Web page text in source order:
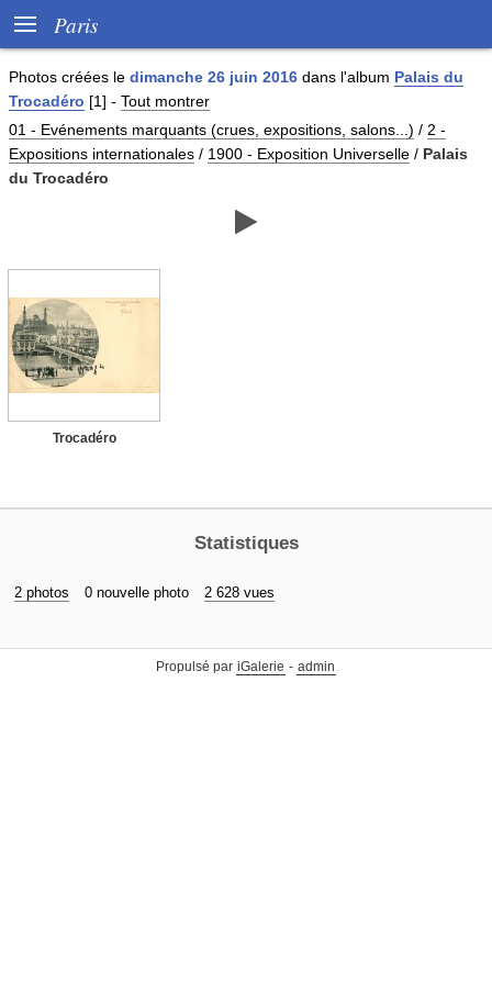
 Paris
Photos créées le dimanche 26 juin 2016 dans l'album Palais du
Trocadéro [1] - Tout montrer
01 - Evénements marquants (crues, expositions, salons...) / 2 -
Expositions internationales / 1900 - Exposition Universelle / Palais
du Trocadéro

Trocadéro
Statistiques
2 photos 0 nouvelle photo 2 628 vues
Propulsé par iGalerie - admin